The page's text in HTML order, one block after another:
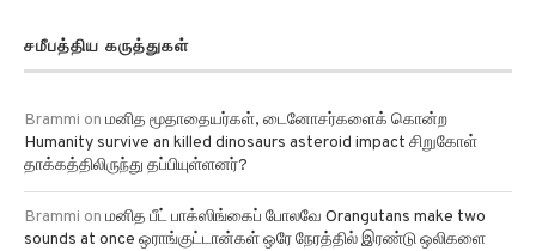
சமீபத்திய கருத்துகள்
Brammi on மனித மூதாதையர்கள், டைனோசர்களைக் கொன்ற
Humanity survive an killed dinosaurs asteroid impact சிறுகோள்
தாக்கத்திலிருந்து தப்பியுள்ளனர்?
Brammi on மனித பீட் பாக்ஸிங்கைப் போலவே Orangutans make two
sounds at once ஒராங்குட்டான்கள் ஒரே நேரத்தில் இரண்டு ஒலிகளை